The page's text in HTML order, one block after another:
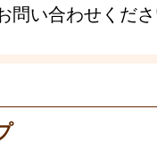
問い合わせくださ